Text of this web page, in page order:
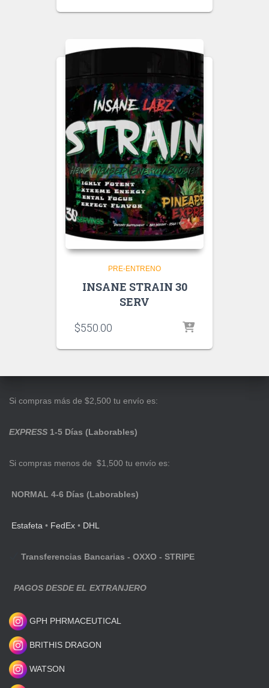
PRE-ENTRENO
INSANE STRAIN 30
SERV
$550.00
Si compras más de $2,500 tu envío es:
EXPRESS 1-5 Días (Laborables)
Si compras menos de $1,500 tu envío es:
NORMAL 4-6 Días (Laborables)
Estafeta • FedEx • DHL
Transferencias Bancarias - OXXO - STRIPE
PAGOS DESDE EL EXTRANJERO
GPH PHRMACEUTICAL
BRITHIS DRAGON
WATSON